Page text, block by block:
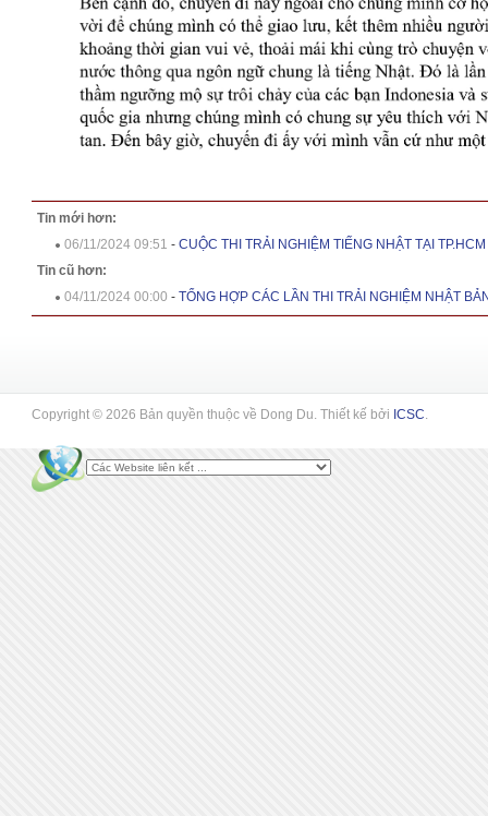
Tin mới hơn:
06/11/2024 09:51 - CUỘC THI TRẢI NGHIỆM TIẾNG NHẬT TẠI TP.HCM
Tin cũ hơn:
04/11/2024 00:00 - TỔNG HỢP CÁC LẦN THI TRẢI NGHIỆM NHẬT
Copyright © 2026 Bản quyền thuộc về Dong Du. Thiết kế bởi ICSC.